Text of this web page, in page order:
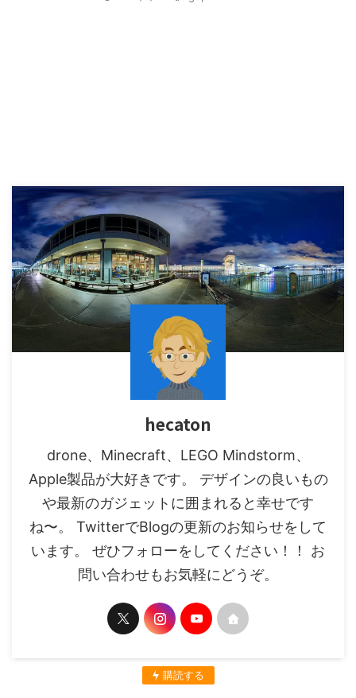
hecaton
drone、Minecraft、LEGO Mindstorm、
Apple製品が大好きです。 デザインの良いもの
や最新のガジェットに囲まれると幸せです
ね〜。 TwitterでBlogの更新のお知らせをして
います。 ぜひフォローをしてください！！ お
問い合わせもお気軽にどうぞ。
購読する